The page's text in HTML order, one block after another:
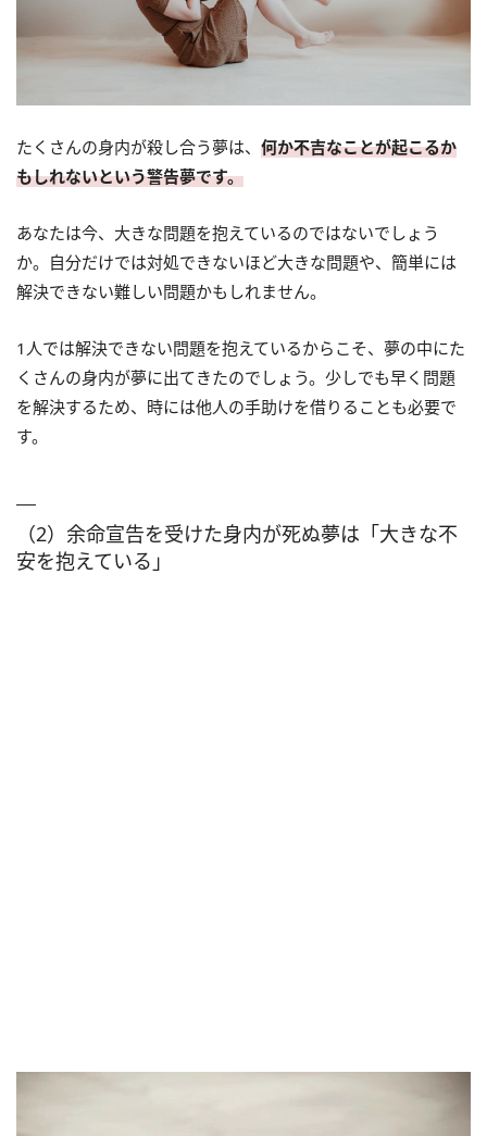
たくさんの身内が殺し合う夢は、 何か不吉なことが起こるか
もしれないという警告夢です。
あなたは今、大きな問題を抱えているのではないでしょう
か。自分だけでは対処できないほど大きな問題や、簡単には
解決できない難しい問題かもしれません。
1人では解決できない問題を抱えているからこそ、夢の中にた
くさんの身内が夢に出てきたのでしょう。少しでも早く問題
を解決するため、時には他人の手助けを借りることも必要で
す。
（2）余命宣告を受けた身内が死ぬ夢は「大きな不
安を抱えている」